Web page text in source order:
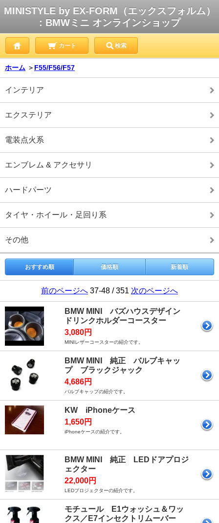
MINISTYLE by EX-FORM（エックスフォルム）
: BMWミニ オンラインショップ
カート 検索
ホーム ＞ F55/F56/F57
インテリア
エクステリア
電装点火系
エンブレム & アクセサリ
ハードパーツ
タイヤ・ホイール・足回り系
その他
おすすめ順 価格順 新着順
前のページへ 37-48 / 351 次のページへ
BMW MINI バズハウスデザイン
ドリンクホルダーコースター
3,080円
MINIレザーコースターの紹介です。
BMW MINI 純正 バルブキャッ
プ ブラックジャック
4,686円
バルブキャップの紹介です。
KW iPhoneケース
1,650円
iPhoneケースの紹介です。
BMW MINI 純正 LEDドアプロジ
ェクター
22,000円
LEDプロジェクターの紹介です。
モチュール E1ウォッシュ＆ワッ
クス／E7インセクトリムーバー